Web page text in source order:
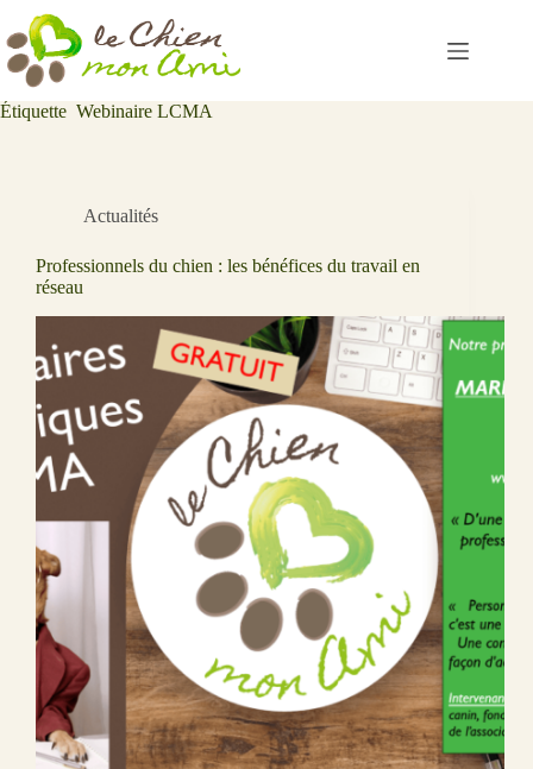
Passer
au
contenu
Étiquette Webinaire LCMA
Actualités
Professionnels du chien : les bénéfices du travail en
réseau